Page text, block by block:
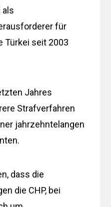
für
Türkei seit 2003
Jahres
Strafverfahren
jahrzehntelangen
dass die
die CHP, bei